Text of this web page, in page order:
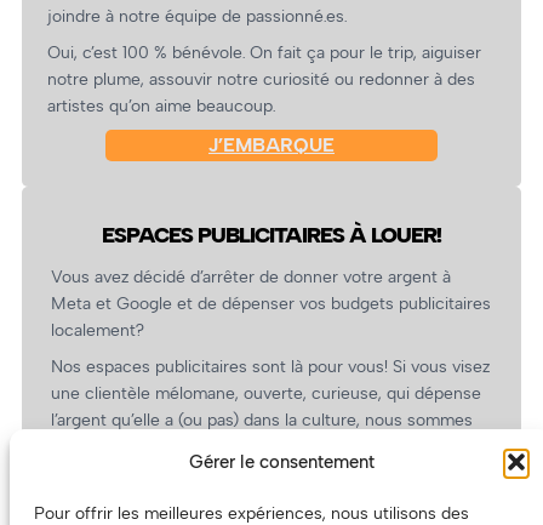
Gérer le consentement
Pour offrir les meilleures expériences, nous utilisons des
joindre à notre équipe de passionné.es.
Oui, c’est 100 % bénévole. On fait ça pour le trip, aiguiser
notre plume, assouvir notre curiosité ou redonner à des
artistes qu’on aime beaucoup.
J’EMBARQUE
ESPACES PUBLICITAIRES À LOUER!
Vous avez décidé d’arrêter de donner votre argent à
Meta et Google et de dépenser vos budgets publicitaires
localement?
Nos espaces publicitaires sont là pour vous! Si vous visez
une clientèle mélomane, ouverte, curieuse, qui dépense
l’argent qu’elle a (ou pas) dans la culture, nous sommes
revient.